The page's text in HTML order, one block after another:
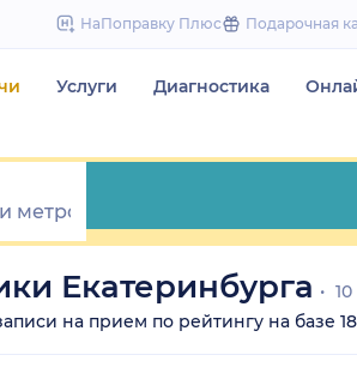
to
НаПоправку Плюс Подарочная
Услуги Диагностика
Екатеринбурга
на прием по рейтингу на базе